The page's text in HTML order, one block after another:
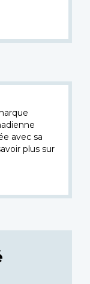
avec sa
plus sur